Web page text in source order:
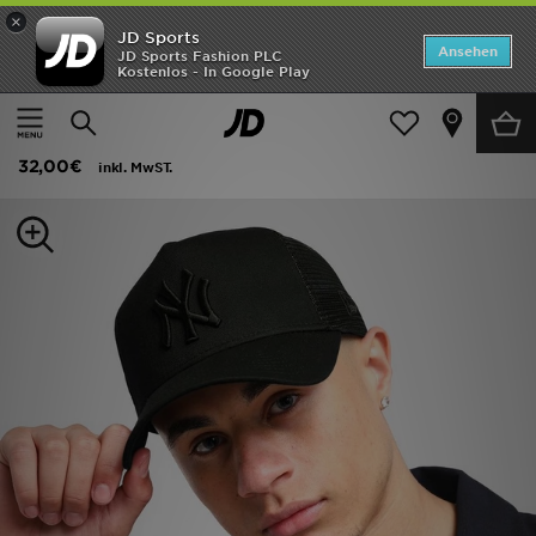
×
JD Sports
JD Sports Fashion PLC
Kostenlos - In Google Play
Ansehen
Startseite
Frauen Frauen Accessoires Caps
New Era MLB New York Yankees Snapback Trucker Cap
32,00€
inkl. MwST.
Startseite
ANGEBOTE
Herren
Bestsellers
JD Exklusives